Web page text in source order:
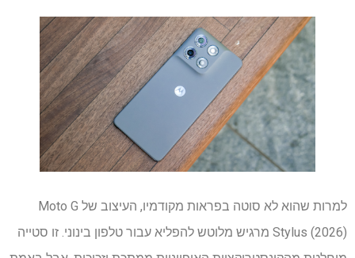
למרות שהוא לא סוטה בפראות מקודמיו, העיצוב של Moto G
Stylus (2026) מרגיש מלוטש להפליא עבור טלפון בינוני. זו סטייה